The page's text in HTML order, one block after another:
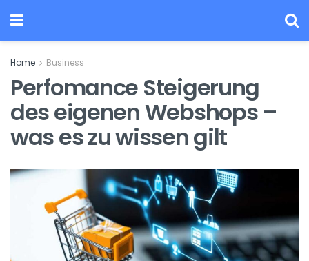
Home Business
Perfomance Steigerung
des eigenen Webshops –
was es zu wissen gilt